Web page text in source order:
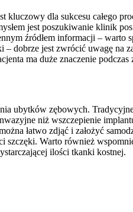
dla sukcesu całego
jest poszukiwanie klinik
źródłem informacji – warto
jest zwrócić uwagę na
ma duże znaczenie
ubytków zębowych.
niż wszczepienie
łatwo zdjąć i założyć
Warto również
ilości tkanki kostnej.